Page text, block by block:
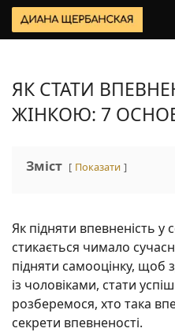
ЯК СТАТИ
ЖІНКОЮ: 7
Зміст Показати
Як підняти впевненість у
стикається чимало
підняти самооцінку, щоб
із чоловіками, стати
розберемося, хто така
секрети впевненості.